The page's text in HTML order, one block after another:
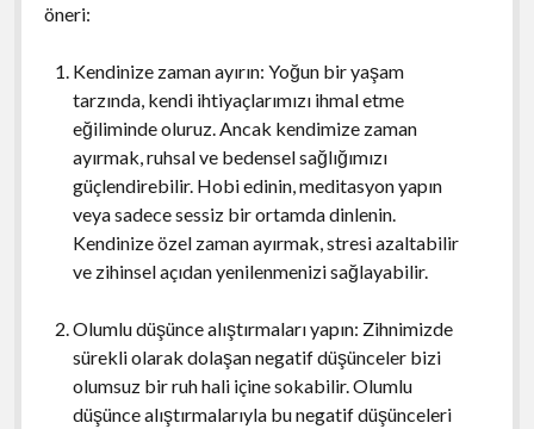
öneri:
Kendinize zaman ayırın: Yoğun bir yaşam
tarzında, kendi ihtiyaçlarımızı ihmal etme
eğiliminde oluruz. Ancak kendimize zaman
ayırmak, ruhsal ve bedensel sağlığımızı
güçlendirebilir. Hobi edinin, meditasyon yapın
veya sadece sessiz bir ortamda dinlenin.
Kendinize özel zaman ayırmak, stresi azaltabilir
ve zihinsel açıdan yenilenmenizi sağlayabilir.
Olumlu düşünce alıştırmaları yapın: Zihnimizde
sürekli olarak dolaşan negatif düşünceler bizi
olumsuz bir ruh hali içine sokabilir. Olumlu
düşünce alıştırmalarıyla bu negatif düşünceleri